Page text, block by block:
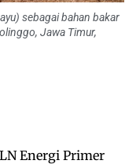
sebagai bahan bakar
Jawa Timur,
Energi Primer